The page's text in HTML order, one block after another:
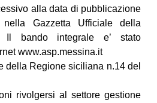
alla data di pubblicazione
Gazzetta Ufficiale della
Il bando integrale e’ stato
www.asp.messina.it
della Regione siciliana n.14 del
rivolgersi al settore gestione